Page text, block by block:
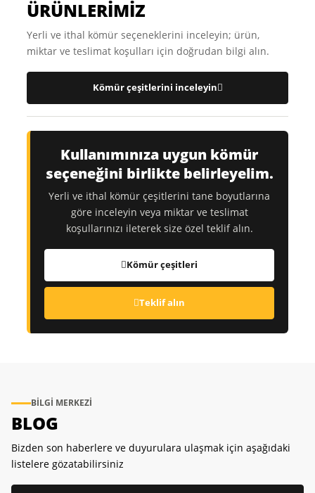
ÜRÜNLERİMİZ
Yerli ve ithal kömür seçeneklerini inceleyin; ürün,
miktar ve teslimat koşulları için doğrudan bilgi alın.
Kömür çeşitlerini inceleyin
Kullanımınıza uygun kömür
seçeneğini birlikte belirleyelim.
Yerli ve ithal kömür çeşitlerini tane boyutlarına
göre inceleyin veya miktar ve teslimat
koşullarınızı ileterek size özel teklif alın.
Kömür çeşitleri
Teklif alın
BILGI MERKEZI
BLOG
Bizden son haberlere ve duyurulara ulaşmak için aşağıdaki
listelere gözatabilirsiniz